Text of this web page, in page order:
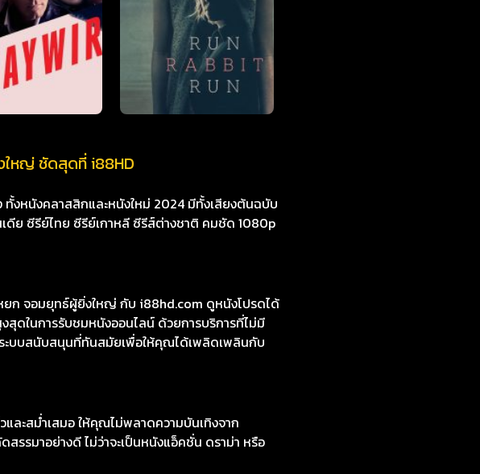
ใหญ่ ชัดสุดที่ i88HD
ทั้งหนังคลาสสิกและหนังใหม่ 2024 มีทั้งเสียงต้นฉบับ
ย ซีรีย์ไทย ซีรีย์เกาหลี ซีรีส์ต่างชาติ คมชัด 1080p
ก จอมยุทธ์ผู้ยิ่งใหญ่ กับ i88hd.com ดูหนังโปรดได้
สุดในการรับชมหนังออนไลน์ ด้วยการบริการที่ไม่มี
บบสนับสนุนที่ทันสมัยเพื่อให้คุณได้เพลิดเพลินกับ
ละสม่ำเสมอ ให้คุณไม่พลาดความบันเทิงจาก
รรมาอย่างดี ไม่ว่าจะเป็นหนังแอ็คชั่น ดราม่า หรือ